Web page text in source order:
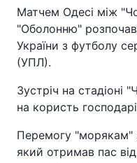
Матчем Одесі між
"Оболонню"
України з футболу
(УПЛ).
Зустріч на
на користь
Перемогу "морякам"
який отримав пас